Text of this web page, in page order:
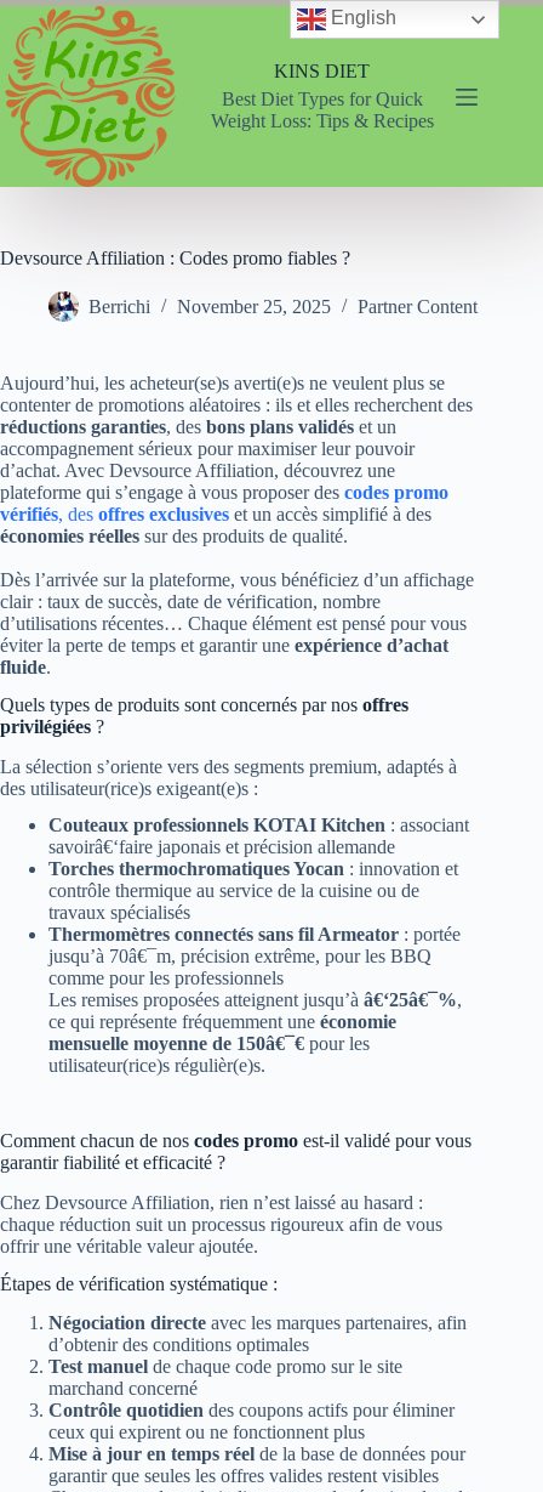
Skip
content
KINS DIET
Best Diet Types for Quick
Weight Loss: Tips & Recipes
Devsource Affiliation : Codes promo fiables ?
Berrichi November 25, 2025 Partner Content
Aujourd’hui, les acheteur(se)s averti(e)s ne veulent plus se
contenter de promotions aléatoires : ils et elles recherchent des
réductions garanties, des bons plans validés et un
accompagnement sérieux pour maximiser leur pouvoir
d’achat. Avec Devsource Affiliation, découvrez une
plateforme qui s’engage à vous proposer des codes promo
véri­fiés, des offres exclusives et un accès simplifié à des
économies réelles sur des produits de qualité.
Dès l’arrivée sur la plateforme, vous bénéficiez d’un affichage
clair : taux de succès, date de vérification, nombre
d’utilisations récentes… Chaque élément est pensé pour vous
éviter la perte de temps et garantir une expérience d’achat
fluide.
Quels types de produits sont concernés par nos offres
privilégiées ?
La sélection s’oriente vers des segments premium, adaptés à
des utilisateur(rice)s exigeant(e)s :
Couteaux professionnels KOTAI Kitchen : associant
savoirâ€‘faire japonais et précision allemande
Torches thermochromatiques Yocan : innovation et
contrôle thermique au service de la cuisine ou de
travaux spécialisés
Thermomètres connectés sans fil Armeator : portée
jusqu’à 70â€¯m, précision extrême, pour les BBQ
comme pour les professionnels
Les remises proposées atteignent jusqu’à â€‘25â€¯%,
ce qui représente fréquemment une économie
mensuelle moyenne de 150â€¯€ pour les
utilisateur(rice)s régulièr(e)s.
Comment chacun de nos codes promo est-il validé pour vous
garantir fiabilité et efficacité ?
Chez Devsource Affiliation, rien n’est laissé au hasard :
chaque réduction suit un processus rigoureux afin de vous
offrir une véritable valeur ajoutée.
Étapes de vérification systématique :
Négociation directe avec les marques partenaires, afin
d’obtenir des conditions optimales
Test manuel de chaque code promo sur le site
marchand concerné
Contrôle quotidien des coupons actifs pour éliminer
ceux qui expirent ou ne fonctionnent plus
Mise à jour en temps réel de la base de données pour
garantir que seules les offres valides restent visibles
English